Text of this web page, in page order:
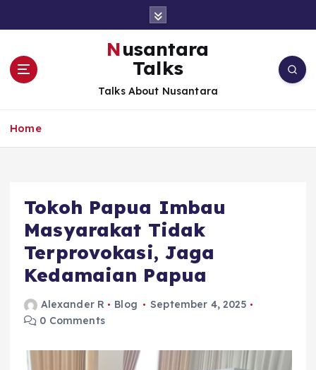
Nusantara
Talks
Talks About Nusantara
Home
Tokoh Papua Imbau
Masyarakat Tidak
Terprovokasi, Jaga
Kedamaian Papua
Alexander R Blog
September 4, 2025
0 Comments